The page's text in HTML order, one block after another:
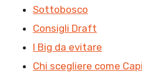
Sottobosco
Consigli Draft
I Big da evitare
Chi scegliere come